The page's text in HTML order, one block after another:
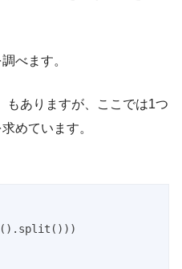
べます。
もありますが、ここでは1つ
めています。